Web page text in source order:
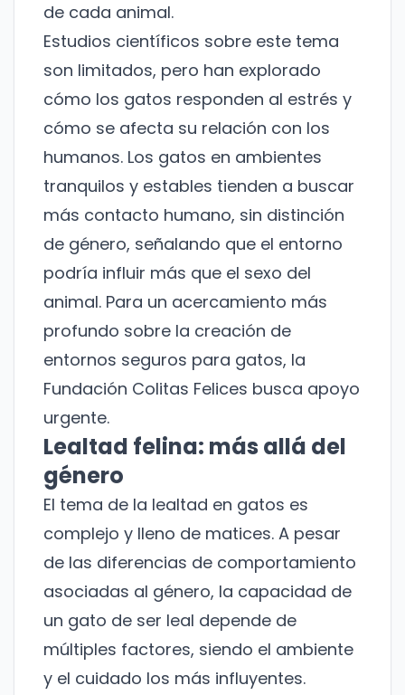
de cada animal.
Estudios científicos sobre este tema
son limitados, pero han explorado
cómo los gatos responden al estrés y
cómo se afecta su relación con los
humanos. Los gatos en ambientes
tranquilos y estables tienden a buscar
más contacto humano, sin distinción
de género, señalando que el entorno
podría influir más que el sexo del
animal. Para un acercamiento más
profundo sobre la creación de
entornos seguros para gatos, la
Fundación Colitas Felices busca apoyo
urgente.
Lealtad felina: más allá del
género
El tema de la lealtad en gatos es
complejo y lleno de matices. A pesar
de las diferencias de comportamiento
asociadas al género, la capacidad de
un gato de ser leal depende de
múltiples factores, siendo el ambiente
y el cuidado los más influyentes.
¡No te pierdas nuestras
novedades!
Suscríbete a nuestro boletín para recibir
noticias y actualizaciones.
Nombre
Correo electrónico